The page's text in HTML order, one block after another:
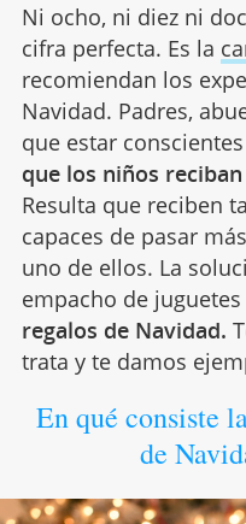
Ni ocho, ni diez ni
cifra perfecta. Es la
recomiendan los
Navidad. Padres,
que estar
que los niños
Resulta que reciben
capaces de pasar
uno de ellos. La
empacho de juguetes
regalos de Navidad.
trata y te damos
En qué consiste
de